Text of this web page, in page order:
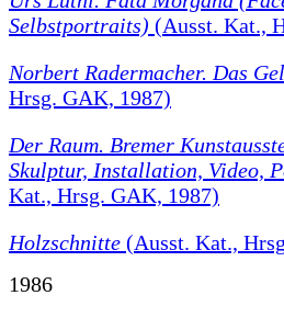
Selbstportraits) (Ausst. Kat.,
Norbert Radermacher. Das
Hrsg. GAK, 1987)
Der Raum. Bremer
Skulptur, Installation, Video,
Kat., Hrsg. GAK, 1987)
Holzschnitte (Ausst. Kat.,
1986